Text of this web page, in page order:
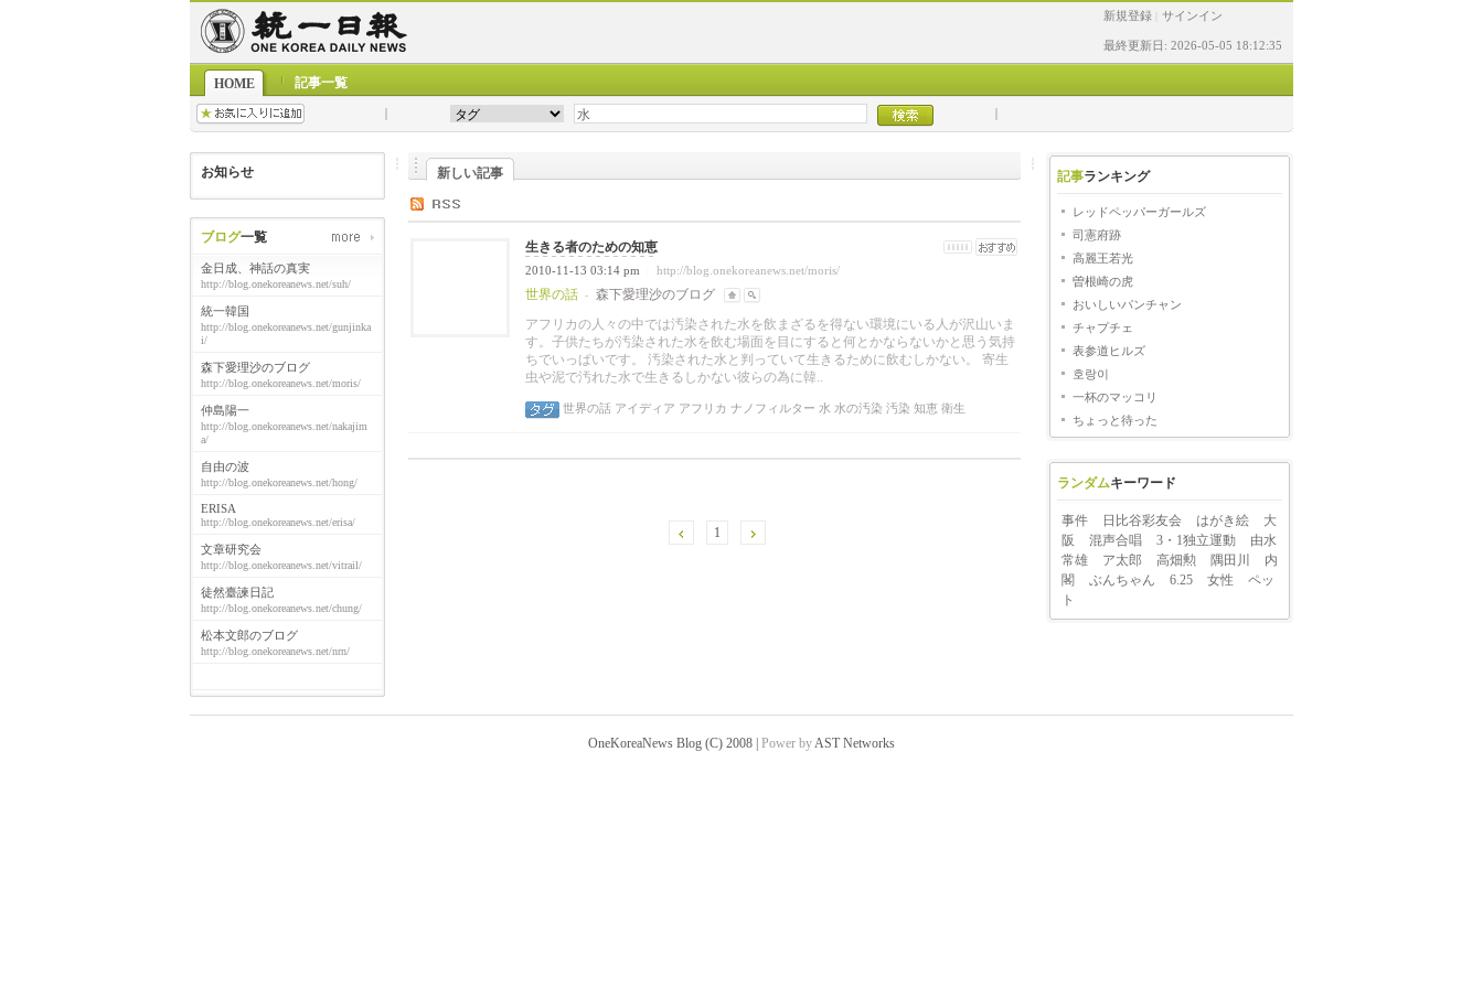
新規登録 サインイン
最終更新日: 2026-05-05 18:12:35
HOME 記事一覧
お知らせ
ブログ一覧
金日成、神話の真実
http://blog.onekoreanews.net/suh/
統一韓国
http://blog.onekoreanews.net/gunjinka
i/
森下愛理沙のブログ
http://blog.onekoreanews.net/moris/
仲島陽一
http://blog.onekoreanews.net/nakajim
a/
自由の波
http://blog.onekoreanews.net/hong/
ERISA
http://blog.onekoreanews.net/erisa/
文章研究会
http://blog.onekoreanews.net/vitrail/
徒然臺諫日記
http://blog.onekoreanews.net/chung/
松本文郎のブログ
http://blog.onekoreanews.net/nrn/
新しい記事
生きる者のための知恵
2010-11-13 03:14 pm http://blog.onekoreanews.net/moris/
世界の話 -
森下愛理沙のブログ
アフリカの人々の中では汚染された水を飲まざるを得ない環境にいる人が沢山いま
す。子供たちが汚染された水を飲む場面を目にすると何とかならないかと思う気持
ちでいっぱいです。 汚染された水と判っていて生きるために飲むしかない。 寄生
虫や泥で汚れた水で生きるしかない彼らの為に韓..
世界の話 アイディア アフリカ ナノフィルター 水 水の汚染 汚染 知恵 衛生
1
記事ランキング
レッドペッパーガールズ
司憲府跡
高麗王若光
曽根崎の虎
おいしいパンチャン
チャプチェ
表参道ヒルズ
호랑이
一杯のマッコリ
ちょっと待った
ランダムキーワード
事件 日比谷彩友会 はがき絵
大
阪
混声合唱 3・1独立運動
由水
常雄
ア太郎 高畑勲 隅田川
内
閣
ぶんちゃん 6.25 女性
ペッ
ト
OneKoreaNews Blog (C) 2008 | Power byAST Networks